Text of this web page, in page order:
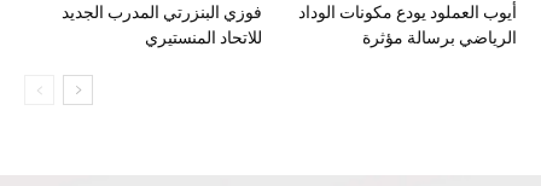
فوزي البنزرتي المدرب الجديد
للاتحاد المنستيري
أيوب العملود يودع مكونات الوداد
الرياضي برسالة مؤثرة